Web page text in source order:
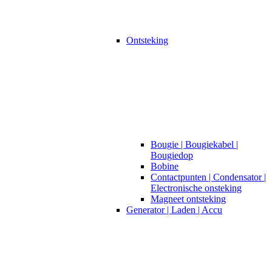
Ontsteking
Bougie | Bougiekabel |
Bougiedop
Bobine
Contactpunten | Condensator |
Electronische onsteking
Magneet ontsteking
Generator | Laden | Accu